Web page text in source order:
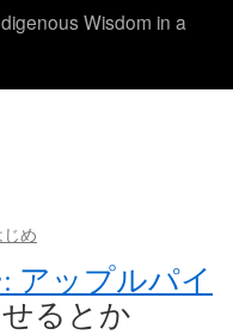
Wisdom in a
め
アップルパイ
るとか